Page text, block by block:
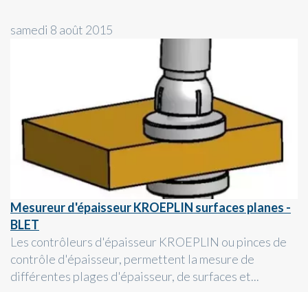
samedi 8 août 2015
Mesureur d'épaisseur KROEPLIN surfaces planes -
BLET
Les contrôleurs d'épaisseur KROEPLIN ou pinces de
contrôle d'épaisseur, permettent la mesure de
différentes plages d'épaisseur, de surfaces et...